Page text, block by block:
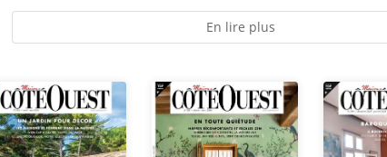
En lire plus